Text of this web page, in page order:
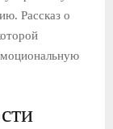
Рассказ о